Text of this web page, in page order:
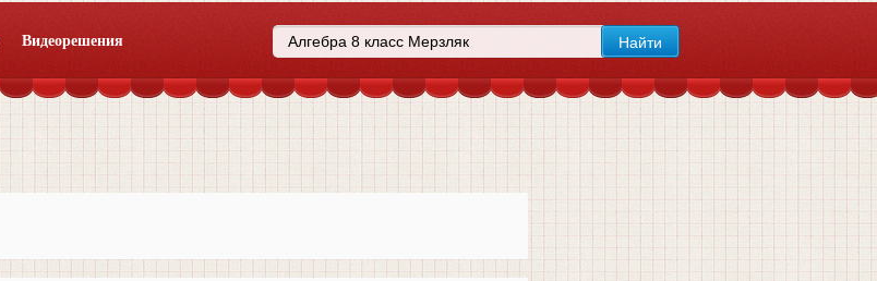
Видеорешения